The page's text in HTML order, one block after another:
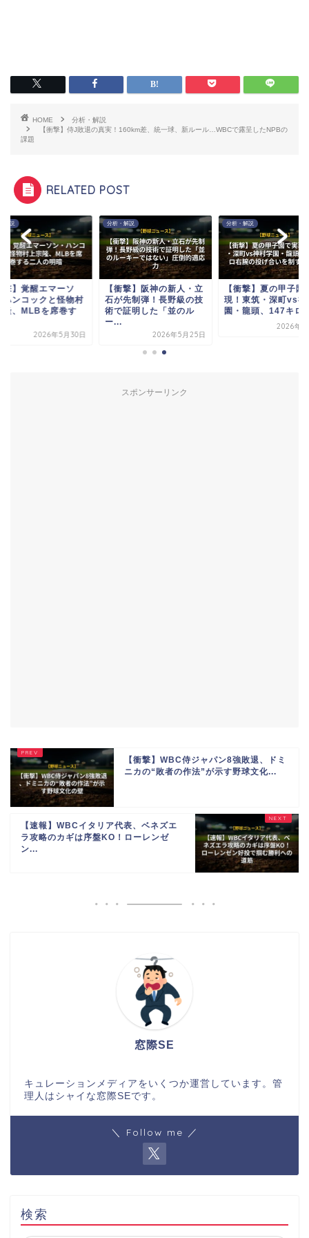
HOME
分析・解説
【衝撃】侍J敗退の真実！160km差、統一球、新ルール…WBCで露呈したNPBの
課題
RELATED POST
解説
撃】覚醒エマーソ
ハンコックと怪物村
隆、MLBを席巻す
2026年5月30日
分析・解説
【衝撃】阪神の新人・立
石が先制弾！長野級の技
術で証明した「並のル
ー...
2026年5月25日
分析・解説
【衝撃】夏の甲子園
現！東筑・深町vs神
園・龍頭、147キロ
2026年8
スポンサーリンク
【衝撃】WBC侍ジャパン8強敗退、ドミ
ニカの“敗者の作法”が示す野球文化...
【速報】WBCイタリア代表、ベネズエ
ラ攻略のカギは序盤KO！ローレンゼ
ン...
窓際SE
キュレーションメディアをいくつか運営しています。管
理人はシャイな窓際SEです。
＼ Follow me ／
検索